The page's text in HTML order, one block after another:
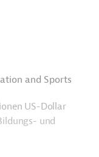
and Sports
US-Dollar
und